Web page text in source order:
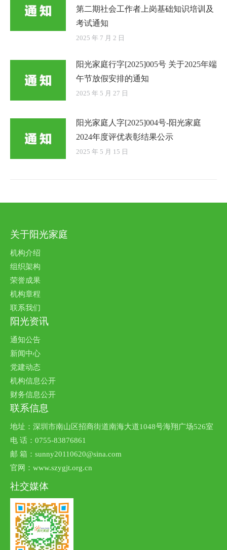
第二期社会工作者上岗基础知识培训及
考试通知
2025 年 7 月 2 日
阳光家庭行字[2025]005号 关于2025年端
午节放假安排的通知
2025 年 5 月 27 日
阳光家庭人字[2025]004号-阳光家庭
2024年度评优表彰结果公示
2025 年 5 月 15 日
关于阳光家庭
机构介绍
组织架构
荣誉成果
机构章程
联系我们
阳光资讯
通知公告
新闻中心
党建动态
机构信息公开
财务信息公开
联系信息
地址：深圳市南山区招商街道南海大道1048号海翔广场526室
电 话：0755-83876861
邮 箱：sunny20110620@sina.com
官网：www.szygjt.org.cn
社交媒体